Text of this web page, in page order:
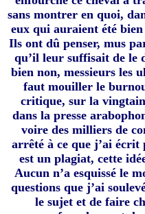
sans montrer en quoi,
eux qui auraient été
Ils ont dû penser, mus
qu’il leur suffisait de le
bien non, messieurs les
faut mouiller le
critique, sur la
dans la presse
voire des milliers de
arrêté à ce que j’ai
est un plagiat, cette
Aucun n’a esquissé le
questions que j’ai
le sujet et de faire